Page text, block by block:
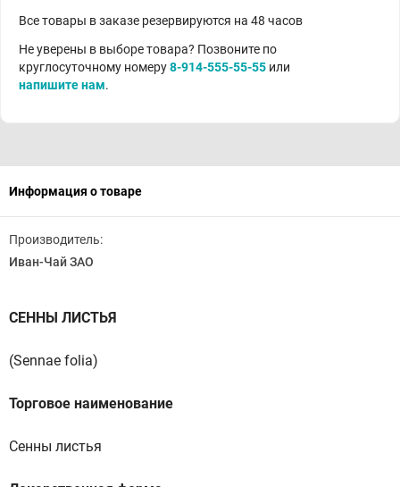
Все товары в заказе резервируются на 48 часов
Не уверены в выборе товара? Позвоните по
круглосуточному номеру8-914-555-55-55 или
напишите нам.
Информация о товаре
Производитель:
Иван-Чай ЗАО
СЕННЫ ЛИСТЬЯ
(Sennae folia)
Торговое наименование
Сенны листья